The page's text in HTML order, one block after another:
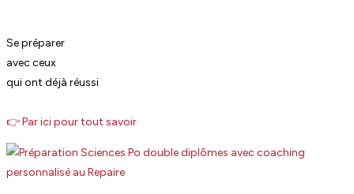
Se préparer
avec ceux
qui ont déjà réussi
👉 Par ici pour tout savoir